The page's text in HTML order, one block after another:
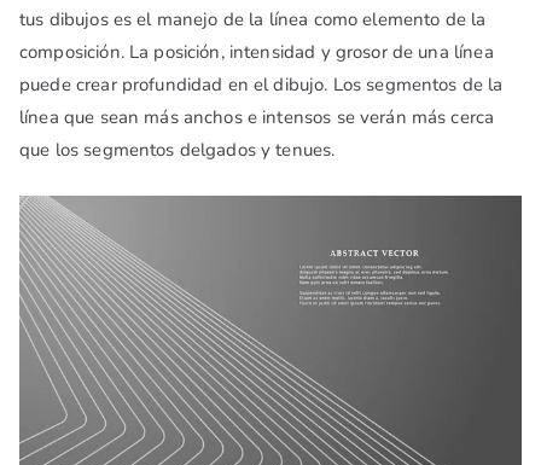
tus dibujos es el manejo de la línea como elemento de la
composición. La posición, intensidad y grosor de una línea
puede crear profundidad en el dibujo. Los segmentos de la
línea que sean más anchos e intensos se verán más cerca
que los segmentos delgados y tenues.